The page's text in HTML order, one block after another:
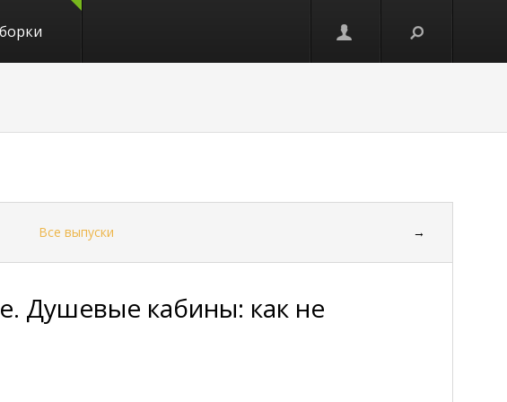
Все выпуски →
Душевые кабины: как не